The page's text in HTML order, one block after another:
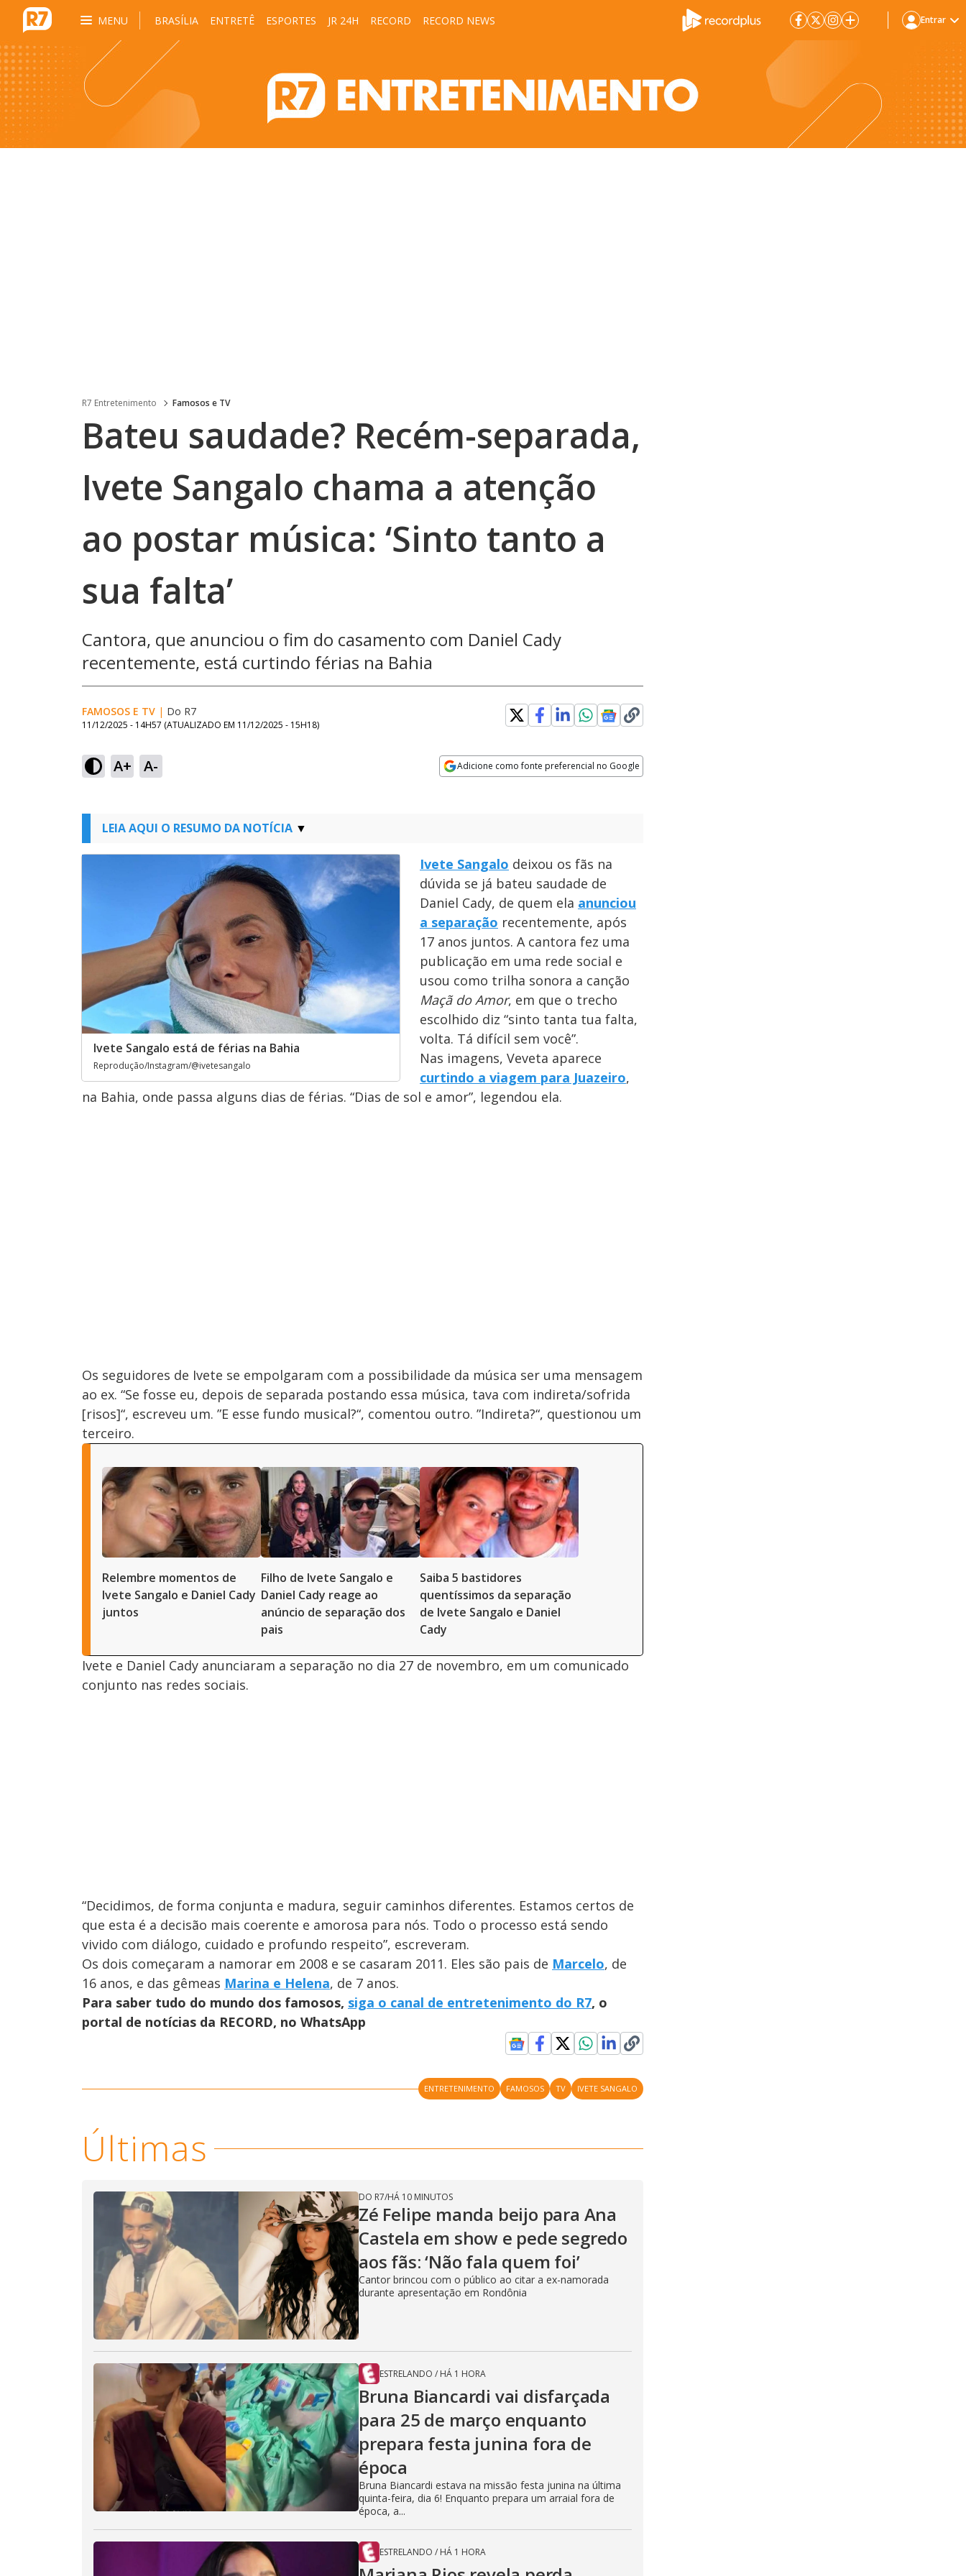
MENU BRASÍLIA ENTRETÊ ESPORTES JR 24H RECORD RECORD NEWS Entrar
R7 Entretenimento Famosos e TV
Bateu saudade? Recém-separada,
Ivete Sangalo chama a atenção
ao postar música: ‘Sinto tanto a
sua falta’
Cantora, que anunciou o fim do casamento com Daniel Cady
recentemente, está curtindo férias na Bahia
FAMOSOS E TV | Do R7
11/12/2025 - 14H57 (ATUALIZADO EM 11/12/2025 - 15H18)
A+ A- Adicione como fonte preferencial no Google
LEIA AQUI O RESUMO DA NOTÍCIA
Ivete Sangalo está de férias na Bahia
Reprodução/Instagram/@ivetesangalo
Ivete Sangalo deixou os fãs na
dúvida se já bateu saudade de
Daniel Cady, de quem ela anunciou
a separação recentemente, após
17 anos juntos. A cantora fez uma
publicação em uma rede social e
usou como trilha sonora a canção
Maçã do Amor, em que o trecho
escolhido diz “sinto tanta tua falta,
volta. Tá difícil sem você”.
Nas imagens, Veveta aparece
curtindo a viagem para Juazeiro,
na Bahia, onde passa alguns dias de férias. “Dias de sol e amor”, legendou ela.
Os seguidores de Ivete se empolgaram com a possibilidade da música ser uma mensagem
ao ex. “Se fosse eu, depois de separada postando essa música, tava com indireta/sofrida
[risos]“, escreveu um. ”E esse fundo musical?“, comentou outro. ”Indireta?“, questionou um
terceiro.
Relembre momentos de
Ivete Sangalo e Daniel Cady
juntos
Filho de Ivete Sangalo e
Daniel Cady reage ao
anúncio de separação dos
pais
Saiba 5 bastidores
quentíssimos da separação
de Ivete Sangalo e Daniel
Cady
Ivete e Daniel Cady anunciaram a separação no dia 27 de novembro, em um comunicado
conjunto nas redes sociais.
“Decidimos, de forma conjunta e madura, seguir caminhos diferentes. Estamos certos de
que esta é a decisão mais coerente e amorosa para nós. Todo o processo está sendo
vivido com diálogo, cuidado e profundo respeito”, escreveram.
Os dois começaram a namorar em 2008 e se casaram 2011. Eles são pais de Marcelo, de
16 anos, e das gêmeas Marina e Helena, de 7 anos.
Para saber tudo do mundo dos famosos, siga o canal de entretenimento do R7, o
portal de notícias da RECORD, no WhatsApp
ENTRETENIMENTO FAMOSOS TV IVETE SANGALO
Últimas
DO R7/HÁ 10 MINUTOS
Zé Felipe manda beijo para Ana
Castela em show e pede segredo
aos fãs: ‘Não fala quem foi’
Cantor brincou com o público ao citar a ex-namorada
durante apresentação em Rondônia
ESTRELANDO / HÁ 1 HORA
Bruna Biancardi vai disfarçada
para 25 de março enquanto
prepara festa junina fora de
época
Bruna Biancardi estava na missão festa junina na última
quinta-feira, dia 6! Enquanto prepara um arraial fora de
época, a...
ESTRELANDO / HÁ 1 HORA